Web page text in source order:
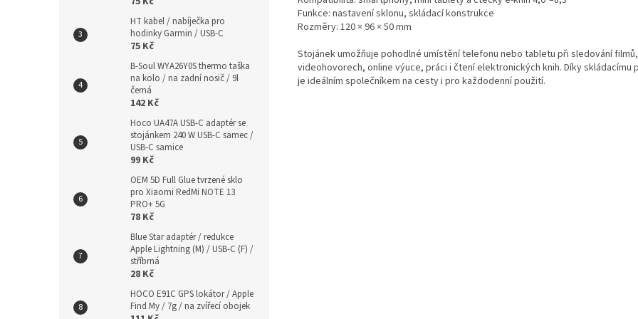
HT kabel / nabíječka pro
hodinky Garmin / USB-C
75 Kč
B-Soul WYA26Y0S thermo taška
na kolo / na zadní nosič / 9l
černá
142 Kč
Hoco UA47A USB-C adaptér se
stojánkem 240 W USB-C samec /
USB-C samice
99 Kč
OEM 5D Full Glue tvrzené sklo
pro Xiaomi RedMi NOTE 13
PRO+ 5G
78 Kč
Blue Star adaptér / redukce
Apple Lightning (M) / USB-C (F) /
stříbrná
28 Kč
HOCO E91C GPS lokátor / Apple
Find My / 7g / na zvířecí obojek
Funkce: nastavení sklonu, skládací konstrukce
Rozměry: 120 × 96 × 50 mm
Stojánek umožňuje pohodlné umístění telefonu nebo tabletu při sledování filmů,
videohovorech, online výuce, práci i čtení elektronických knih. Díky skládacímu
je ideálním společníkem na cesty i pro každodenní použití.